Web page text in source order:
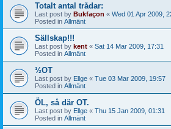
Totalt antal trådar:
Last post by Bukfaçon « Wed 01 Apr 2009,
Posted in Allmänt
Sällskap!!!
Last post by kent « Sat 14 Mar 2009, 17:31
Posted in Allmänt
½OT
Last post by Ellge « Tue 03 Mar 2009, 19:57
Posted in Allmänt
ÖL, så där OT.
Last post by Ellge « Thu 15 Jan 2009, 01:31
Posted in Allmänt